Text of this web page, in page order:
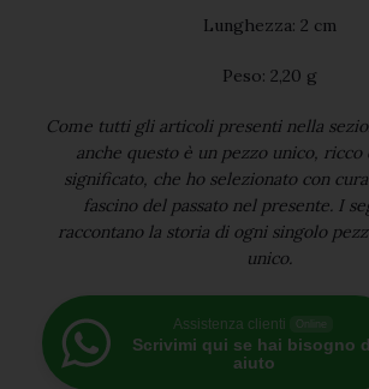
Lunghezza: 2 cm
Peso: 2,20 g
Come tutti gli articoli presenti nella
anche questo è un pezzo unico,
significato, che ho selezionato con
fascino del passato nel presente. I
raccontano la storia di ogni singolo
unico.
Assistenza clienti
Scrivimi qui se hai bisogno
aiuto